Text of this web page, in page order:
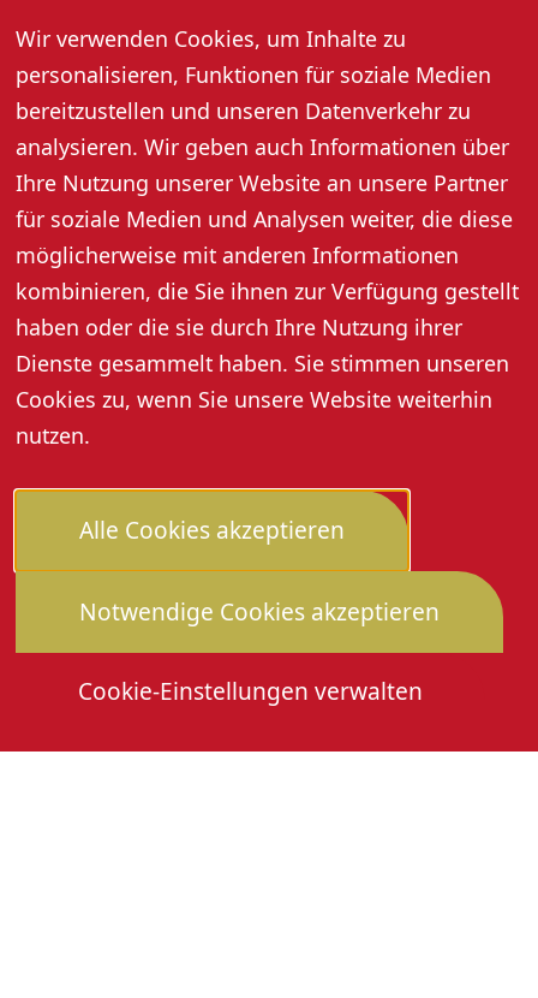
Wir verwenden Cookies, um Inhalte zu
personalisieren, Funktionen für soziale Medien
bereitzustellen und unseren Datenverkehr zu
analysieren. Wir geben auch Informationen über
Ihre Nutzung unserer Website an unsere Partner
für soziale Medien und Analysen weiter, die diese
möglicherweise mit anderen Informationen
kombinieren, die Sie ihnen zur Verfügung gestellt
haben oder die sie durch Ihre Nutzung ihrer
Dienste gesammelt haben. Sie stimmen unseren
Cookies zu, wenn Sie unsere Website weiterhin
nutzen.
Alle Cookies akzeptieren
Notwendige Cookies akzeptieren
Cookie-Einstellungen verwalten
Weine im Sommergarten direkt vorm Weinberg. Bei
gutem Wetter draußen, ansonsten in der
Strausswirtschaft.
Weitere Informationen
Die HeimattageDownloadsMitmachen